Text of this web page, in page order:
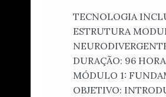
TECNOLOGIA
ESTRUTURA
DURAÇÃO: 96
MÓDULO 1:
OBJETIVO: